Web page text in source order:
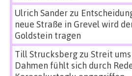
Ulrich Sanderzu
neue Straße in Grevel wird
Goldstein tragen
Till Strucksbergzu Streit
Dahmen fühlt sich durch